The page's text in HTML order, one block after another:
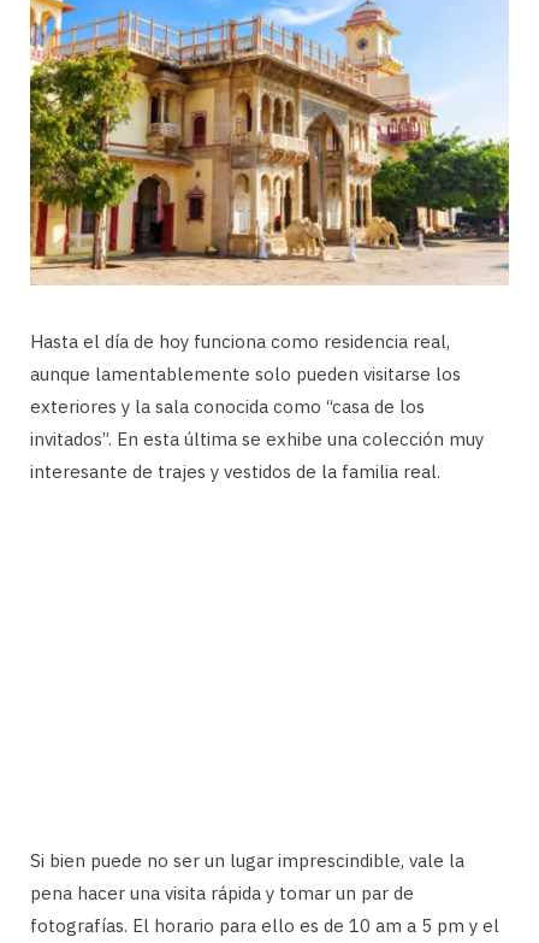
Hasta el día de hoy funciona como residencia real,
aunque lamentablemente solo pueden visitarse los
exteriores y la sala conocida como “casa de los
invitados”. En esta última se exhibe una colección muy
interesante de trajes y vestidos de la familia real.
Si bien puede no ser un lugar imprescindible, vale la
pena hacer una visita rápida y tomar un par de
fotografías. El horario para ello es de 10 am a 5 pm y el